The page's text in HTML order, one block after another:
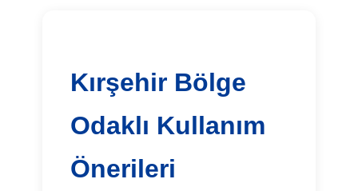
Kırşehir Bölge
Odaklı Kullanım
Önerileri